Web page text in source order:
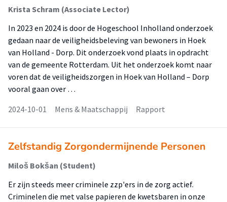
Krista Schram (Associate Lector)
In 2023 en 2024 is door de Hogeschool Inholland onderzoek
gedaan naar de veiligheidsbeleving van bewoners in Hoek
van Holland - Dorp. Dit onderzoek vond plaats in opdracht
van de gemeente Rotterdam. Uit het onderzoek komt naar
voren dat de veiligheidszorgen in Hoek van Holland – Dorp
vooral gaan over …
2024-10-01
Mens & Maatschappij Rapport
Zelfstandig Zorgondermijnende Personen
Miloš Bokšan (Student)
Er zijn steeds meer criminele zzp'ers in de zorg actief.
Criminelen die met valse papieren de kwetsbaren in onze